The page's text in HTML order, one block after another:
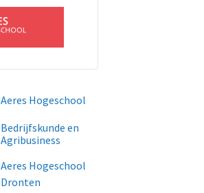
Aeres Hogeschool
Bedrijfskunde en
Agribusiness
Aeres Hogeschool
Dronten